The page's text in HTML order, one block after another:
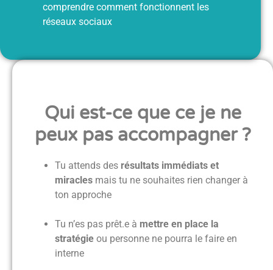
comprendre comment fonctionnent les
réseaux sociaux
Qui est-ce que ce je ne
peux pas accompagner ?
Tu attends des résultats immédiats et
miracles mais tu ne souhaites rien changer à
ton approche
Tu n’es pas prêt.e à mettre en place la
stratégie ou personne ne pourra le faire en
interne